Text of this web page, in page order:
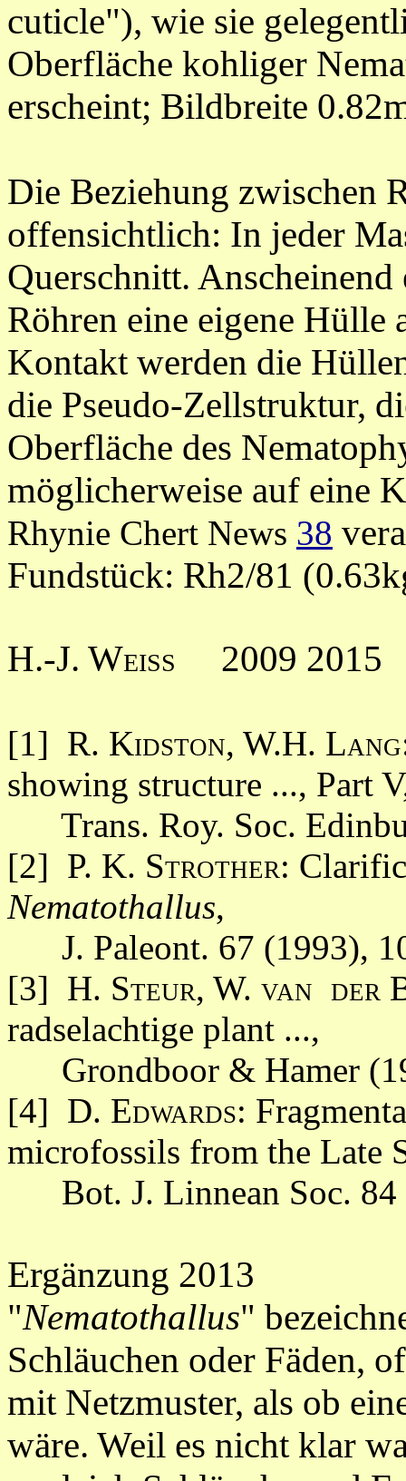
cuticle"), wie sie
Oberfläche kohliger
erscheint; Bildbreite
Die Beziehung zwischen
offensichtlich: In jeder
Querschnitt.
Röhren eine eigene Hülle
Kontakt werden die
die Pseudo-Zellstruktur,
Oberfläche des
möglicherweise auf eine
Rhynie Chert News 38
Fundstück: Rh2/81
H.-J. Weiss 2009 2015
[1] R. Kidston, W.H. Lang
showing structure ..., Part
Trans. Roy. Soc.
[2] P. K. Strother:
Nematothallus,
J. Paleont. 67 (1993),
[3] H. Steur, W. van der
radselachtige plant ...,
Grondboor & Hamer
[4] D. Edwards:
microfossils from the Late
Bot. J. Linnean Soc. 84
Ergänzung 2013
"Nematothallus"
Schläuchen oder Fäden,
mit Netzmuster, als ob
wäre. Weil es nicht klar